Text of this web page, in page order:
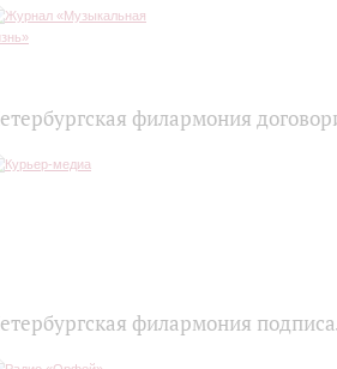
филармония
филармония